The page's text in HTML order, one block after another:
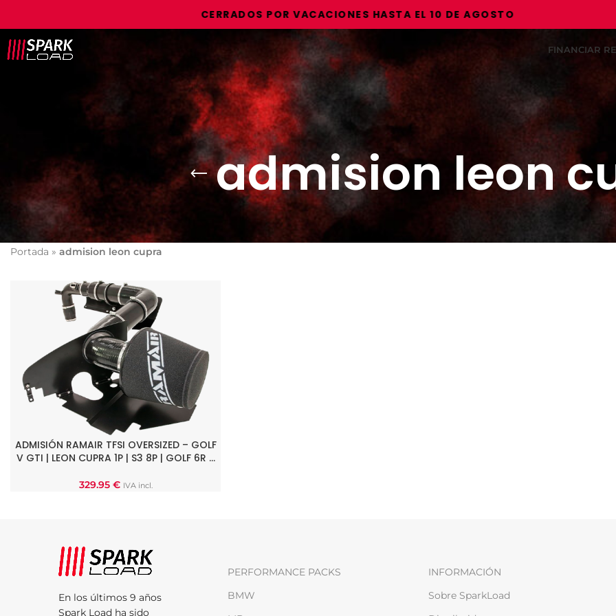
CERRADOS POR VACACIONES HASTA EL 10 DE AGOSTO
FINANCIAR
admision leon
Portada » admision leon cupra
AÑADIR AL CARRITO
ADMISIÓN RAMAIR TFSI OVERSIZED – GOLF
V GTI | LEON CUPRA 1P | S3 8P | GOLF 6R …
329.95 € IVA incl.
En los últimos 9 años
Spark Load ha sido
PERFORMANCE PACKS
BMW
INFORMACIÓN
Sobre SparkLoad